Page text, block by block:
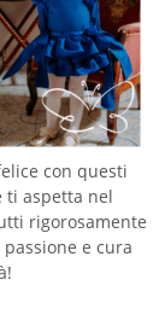
con questi
ti aspetta nel
rigorosamente
e cura